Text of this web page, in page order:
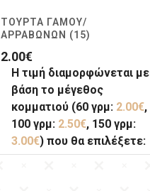
ΤΟΎΡΤΑ ΓΆΜΟΥ/
ΑΡΡΑΒΏΝΩΝ (15)
2.00€
Η τιμή διαμορφώνεται με
βάση το μέγεθος
κομματιού (60 γρμ: 2.00€,
100 γρμ: 2.50€, 150 γρμ:
3.00€) που θα επιλέξετε: